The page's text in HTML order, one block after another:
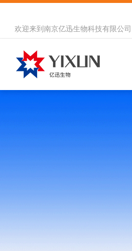
欢迎来到 南京亿迅生物科技有限公司